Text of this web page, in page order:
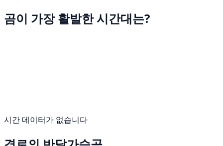
곰이 가장 활발한 시간대는?
시간 데이터가 없습니다